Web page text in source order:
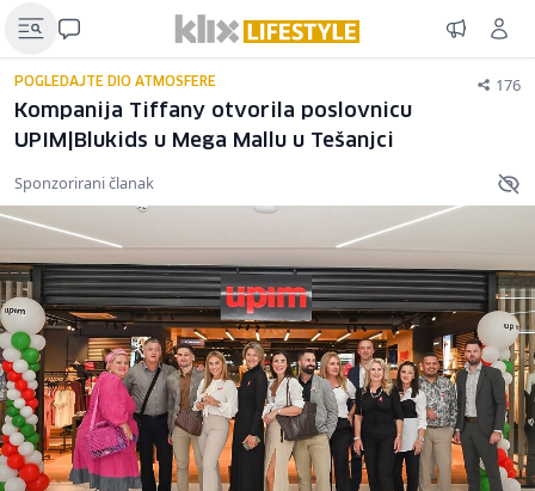
POGLEDAJTE DIO ATMOSFERE 176
Kompanija Tiffany otvorila poslovnicu
UPIM|Blukids u Mega Mallu u Tešanjci
Sponzorirani članak